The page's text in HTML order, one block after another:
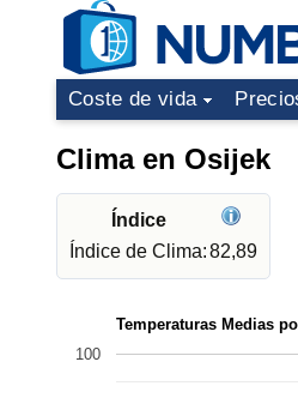
Coste de vida
Clima en Osijek
Índice
Índice de Clima:82,89
Temperaturas Medias
100